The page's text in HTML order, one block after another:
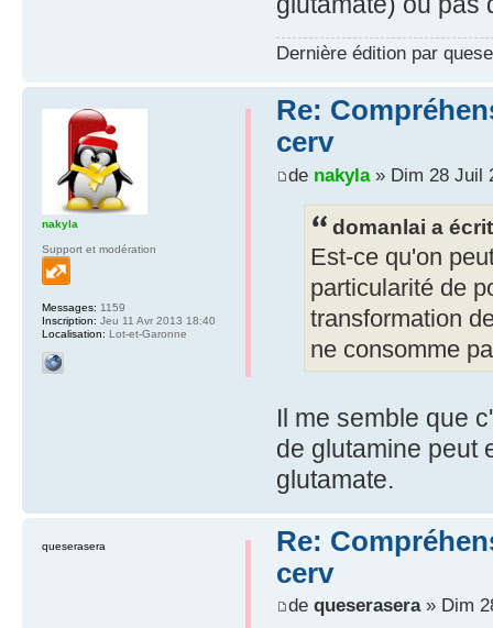
Dernière édition par
Re:
cerv
de nakyla» Dim 28 Juil
domanlai a
Est-ce qu'on
particularité de
transformation
ne consomme
Il me semble que
de glutamine peut
glutamate.
nakyla
Support et modération
Messages: 1159
Inscription: Jeu 11 Avr 2013 18:40
Localisation: Lot-et-Garonne
Re:
cerv
de queserasera» Dim
queserasera